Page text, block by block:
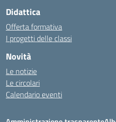
Didattica
Offerta formativa
I progetti delle classi
Novità
Le notizie
Le circolari
Calendario eventi